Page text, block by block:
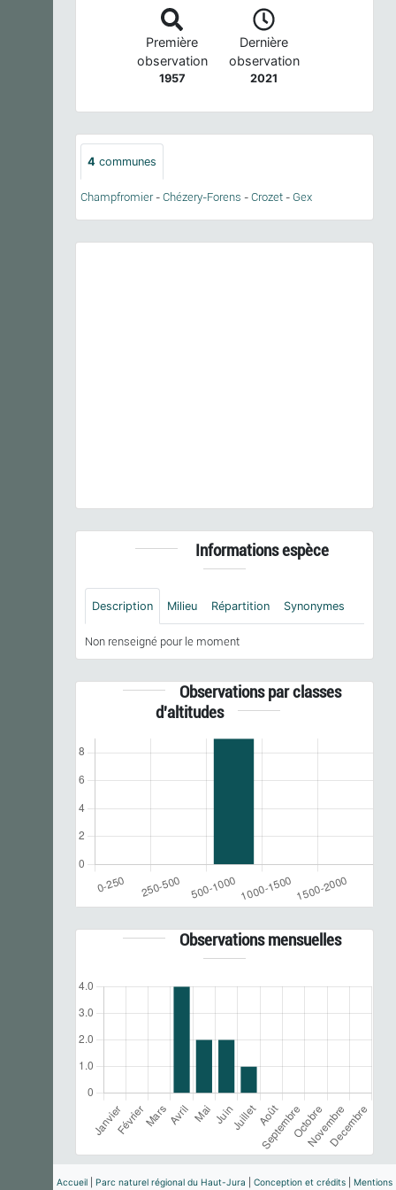
Première
observation
1957
Dernière
observation
2021
4 communes
Champfromier- Chézery-Forens - Crozet - Gex
Informations espèce
Description Milieu Répartition Synonymes
Non renseigné pour le moment
Observations par classes
d'altitudes
Observations mensuelles
Accueil Parc naturel régional du Haut-Jura Conception et crédits Mentions